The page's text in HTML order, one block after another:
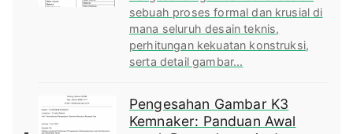
sebuah proses formal dan krusial di
mana seluruh desain teknis,
perhitungan kekuatan konstruksi,
serta detail gambar...
Pengesahan Gambar K3
Kemnaker: Panduan Awal